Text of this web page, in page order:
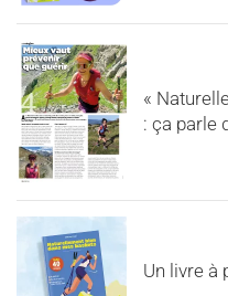
«
: ça parle
Un livre à